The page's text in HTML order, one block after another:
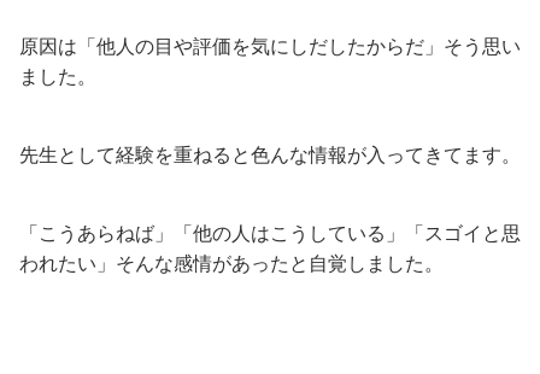
原因は「他人の目や評価を気にしだしたからだ」そう思い
ました。
先生として経験を重ねると色んな情報が入ってきてます。
「こうあらねば」「他の人はこうしている」「スゴイと思
われたい」そんな感情があったと自覚しました。